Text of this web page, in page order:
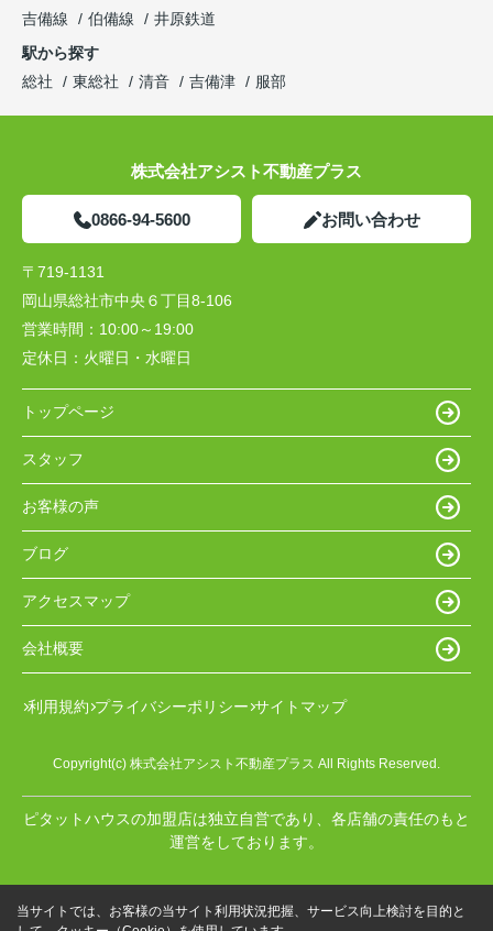
吉備線
伯備線
井原鉄道
駅から探す
総社
東総社 清音 吉備津 服部
株式会社アシスト不動産プラス
0866-94-5600 お問い合わせ
〒719-1131
岡山県総社市中央６丁目8-106
営業時間： 10:00～19:00
定休日： 火曜日・水曜日
トップページ
スタッフ
お客様の声
ブログ
アクセスマップ
会社概要
利用規約 プライバシーポリシー サイトマップ
Copyright(c) 株式会社アシスト不動産プラス All Rights Reserved.
ピタットハウスの加盟店は独立自営であり、各店舗の責任のもと
運営をしております。
当サイトでは、お客様の当サイト利用状況把握、サービス向上検討を目的と